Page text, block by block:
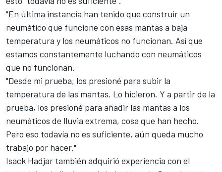
"En última instancia han tenido que construir un
neumático que funcione con esas mantas a baja
temperatura y los neumáticos no funcionan. Así que
estamos constantemente luchando con neumáticos
que no funcionan.
"Desde mi prueba, los presioné para subir la
temperatura de las mantas. Lo hicieron. Y a partir de la
prueba, los presioné para añadir las mantas a los
neumáticos de lluvia extrema, cosa que han hecho.
Pero eso todavía no es suficiente, aún queda mucho
trabajo por hacer."
Isack Hadjar también adquirió experiencia con el